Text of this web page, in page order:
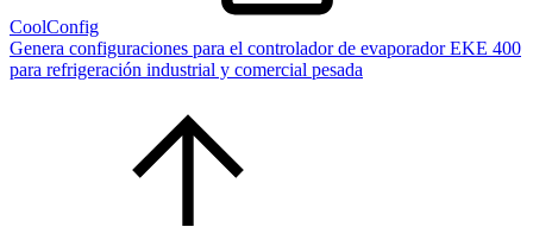
CoolConfig
Genera configuraciones para el controlador de evaporador EKE 400
para refrigeración industrial y comercial pesada